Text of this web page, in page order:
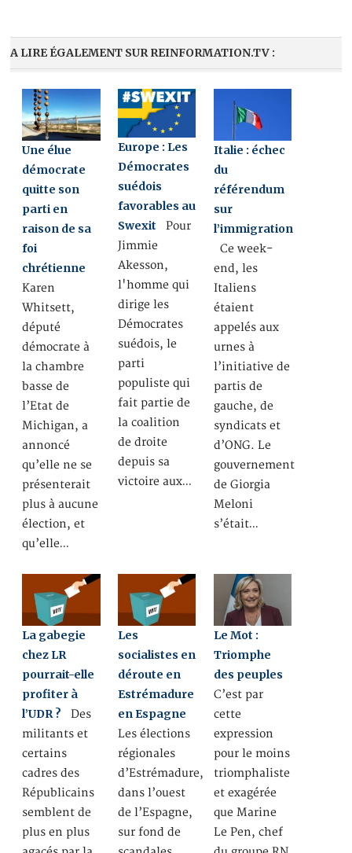
A LIRE ÉGALEMENT SUR REINFORMATION.TV :
Une élue
démocrate
quitte son
parti en
raison de sa
foi
chrétienne
Karen
Whitsett,
député
démocrate à
la chambre
basse de
l’Etat de
Michigan, a
annoncé
qu’elle ne se
présenterait
plus à aucune
élection, et
qu’elle…
Europe : Les
Démocrates
suédois
favorables au
Swexit Pour
Jimmie
Akesson,
l'homme qui
dirige les
Démocrates
suédois, le
parti
populiste qui
fait partie de
la coalition
de droite
depuis sa
victoire aux…
Italie : échec
du
référendum
sur
l’immigration
Ce week-
end, les
Italiens
étaient
appelés aux
urnes à
l’initiative de
partis de
gauche, de
syndicats et
d’ONG. Le
gouvernement
de Giorgia
Meloni
s’était…
La gabegie
chez LR
pourrait-elle
profiter à
l’UDR ? Des
militants et
certains
cadres des
Républicains
semblent de
plus en plus
Les
socialistes en
déroute en
Estrémadure
en Espagne
Les élections
régionales
d’Estrémadure,
dans l’ouest
de l’Espagne,
sur fond de
Le Mot :
Triomphe
des peuples
C’est par
cette
expression
pour le moins
triomphaliste
et exagérée
que Marine
Le Pen, chef